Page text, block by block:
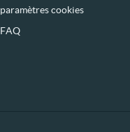
paramètres cookies
FAQ